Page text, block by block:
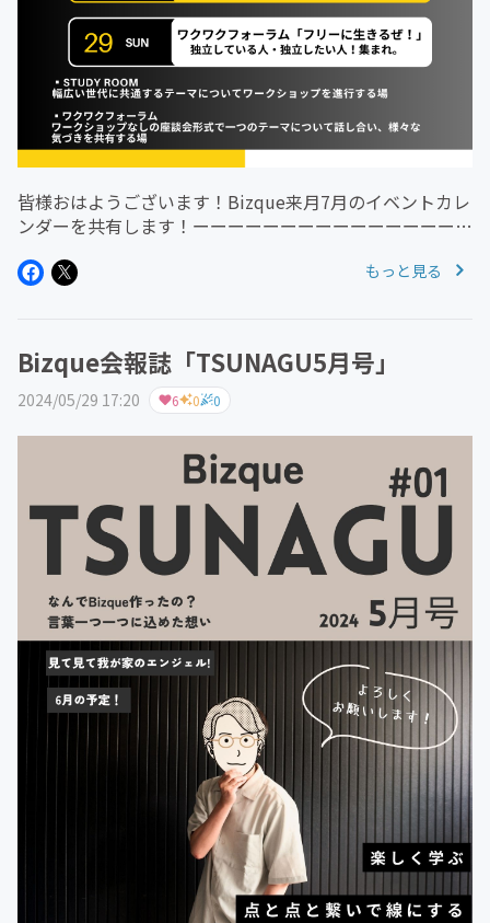
皆様おはようございます！Bizque来月7月のイベントカレ
ンダーを共有します！ーーーーーーーーーーーーーーーー
がスタート！（今後毎月定例開催）書籍はAmazonにて予
もっと見る
Bizque会報誌「TSUNAGU5月号」
2024/05/29 17:20 6 0 0